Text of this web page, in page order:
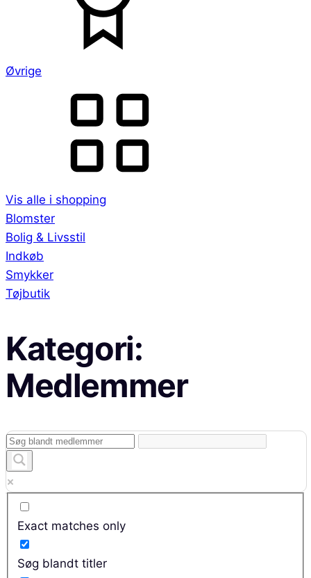
Øvrige
Vis alle i shopping
Blomster
Bolig & Livsstil
Indkøb
Smykker
Tøjbutik
Kategori:
Medlemmer
Exact matches only
Søg blandt titler